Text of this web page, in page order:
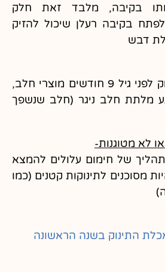
בקיבה, מלבד זאת חלק
לפתח בקיבה רעלן שיכול להזיק
דבש
כדאי לא לתת לתינוק לפני גיל 9 חודשים מוצרי חלב,
מלתת חלב ניגר (חלב שנשפך
לא מטוגנות-
של חימום עלולים להמצא
מסוכנים לתינוקות קטנים (כמו
התינוק בשנה הראשונה